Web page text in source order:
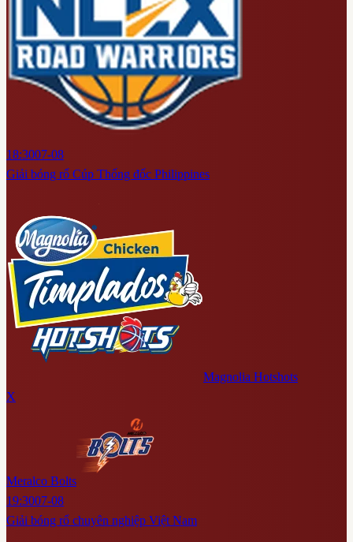
18:3007-08
Giải bóng rổ Cúp Thống đốc Philippines
Magnolia Hotshots
X
Meralco Bolts
19:3007-08
Giải bóng rổ chuyên nghiệp Việt Nam